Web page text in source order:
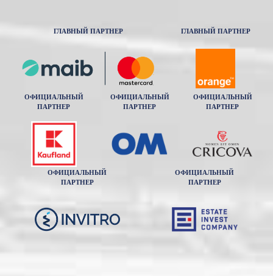
ГЛАВНЫЙ ПАРТНЕР ГЛАВНЫЙ ПАРТНЕР
ОФИЦИАЛЬНЫЙ
ПАРТНЕР
ОФИЦИАЛЬНЫЙ
ПАРТНЕР
ОФИЦИАЛЬНЫЙ
ПАРТНЕР
ОФИЦИАЛЬНЫЙ
ПАРТНЕР
ОФИЦИАЛЬНЫЙ
ПАРТНЕР